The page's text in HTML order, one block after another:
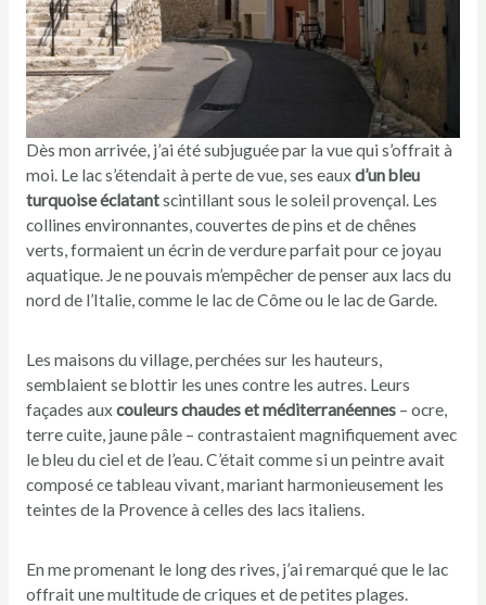
Dès mon arrivée, j’ai été subjuguée par la vue qui s’offrait à
moi. Le lac s’étendait à perte de vue, ses eauxd’un bleu
turquoise éclatantscintillant sous le soleil provençal. Les
collines environnantes, couvertes de pins et de chênes
verts, formaient un écrin de verdure parfait pour ce joyau
aquatique. Je ne pouvais m’empêcher de penser aux lacs du
nord de l’Italie, comme le lac de Côme ou le lac de Garde.
Les maisons du village, perchées sur les hauteurs,
semblaient se blottir les unes contre les autres. Leurs
façades auxcouleurs chaudes et méditerranéennes– ocre,
terre cuite, jaune pâle – contrastaient magnifiquement avec
le bleu du ciel et de l’eau. C’était comme si un peintre avait
composé ce tableau vivant, mariant harmonieusement les
teintes de la Provence à celles des lacs italiens.
En me promenant le long des rives, j’ai remarqué que le lac
offrait une multitude de criques et de petites plages.